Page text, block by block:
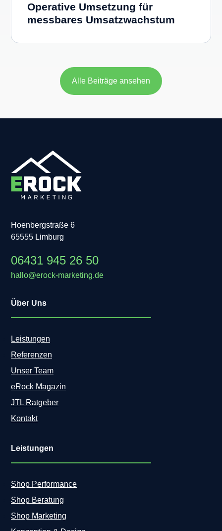
Operative Umsetzung für
messbares Umsatzwachstum
Alle Beiträge ansehen
Hoenbergstraße 6
65555 Limburg
06431 945 26 50
hallo@erock-marketing.de
Über Uns
Leistungen
Referenzen
Unser Team
eRock Magazin
JTL Ratgeber
Kontakt
Leistungen
Shop Performance
Shop Beratung
Shop Marketing